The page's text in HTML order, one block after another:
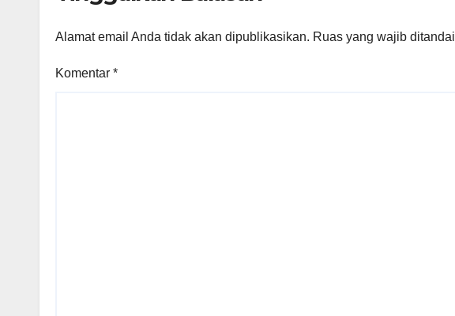
Alamat email Anda tidak akan dipublikasikan. Ruas yang wajib ditandai
Komentar *